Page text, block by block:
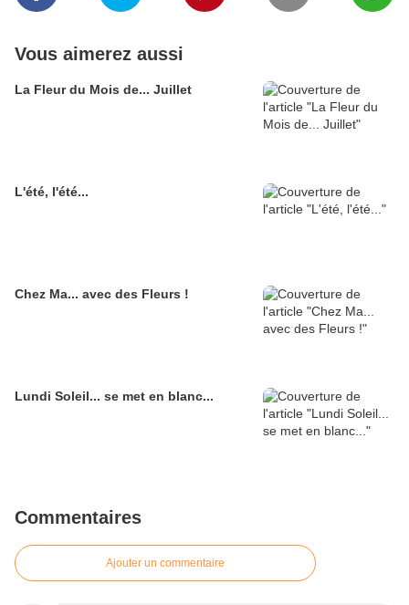
Vous aimerez aussi
La Fleur du Mois de... Juillet
L'été, l'été...
Chez Ma... avec des Fleurs !
Lundi Soleil... se met en blanc...
Commentaires
Ajouter un commentaire